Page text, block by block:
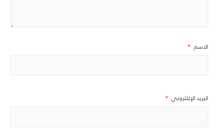
الاسم *
البريد الإلكتروني *